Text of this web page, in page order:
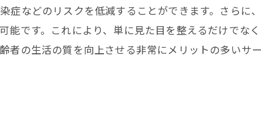
症などのリスクを低減することができます。さらに
能です。これにより、単に見た目を整えるだけでな
の生活の質を向上させる非常にメリットの多いサー